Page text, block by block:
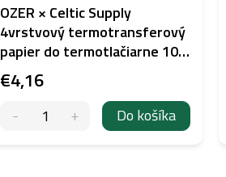
OZER × Celtic Supply
4vrstvový termotransferový
papier do termotlačiarne 10
ks
€4,16
Do košíka